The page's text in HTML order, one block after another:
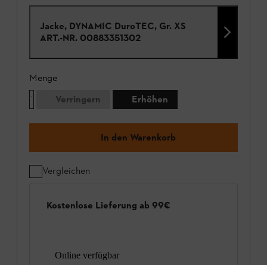
Jacke, DYNAMIC DuroTEC, Gr. XS
ART.-NR. 00883351302
Menge
Verringern
Erhöhen
In den Warenkorb
Vergleichen
Kostenlose Lieferung ab 99€
Online verfügbar